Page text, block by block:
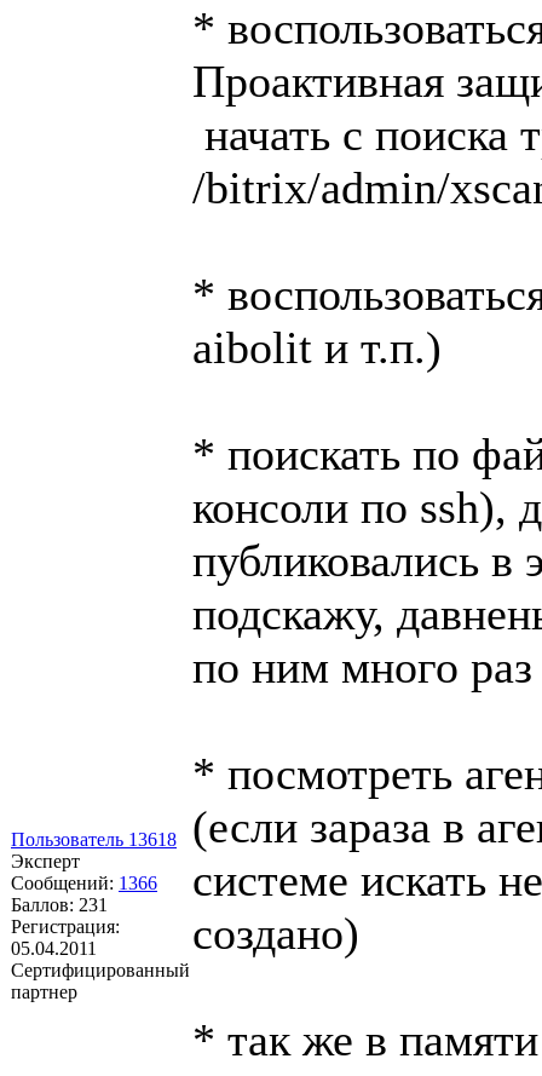
Пользователь 13618
Эксперт
Сообщений: 1366
Баллов: 231
Регистрация:
05.04.2011
Сертифицированный
партнер
*
Проактивная
начать с поиска
/bitrix/admin/
*
aibolit и т.п.)
* поискать по
консоли по ssh),
публиковались в
подскажу,
по ним много раз
* посмотреть
(если зараза в
системе искать
создано)
* так же в